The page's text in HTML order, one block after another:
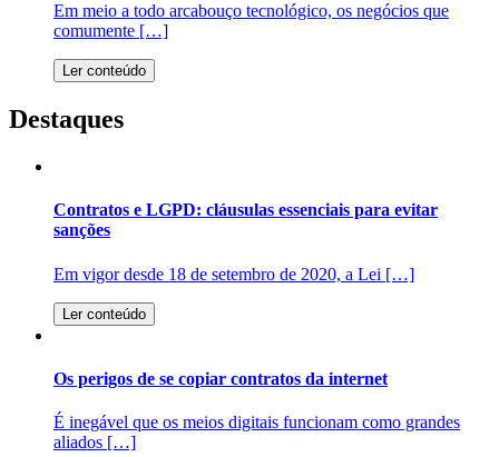
Em meio a todo arcabouço tecnológico, os negócios que
comumente […]
Ler conteúdo
Destaques
Contratos e LGPD: cláusulas essenciais para evitar
sanções
Em vigor desde 18 de setembro de 2020, a Lei […]
Ler conteúdo
Os perigos de se copiar contratos da internet
É inegável que os meios digitais funcionam como grandes
aliados […]